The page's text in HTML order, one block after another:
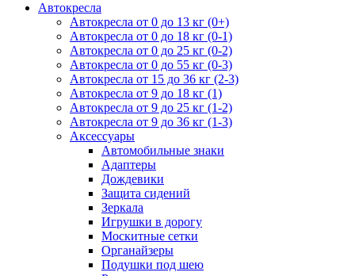
Автокресла
Автокресла от 0 до 13 кг (0+)
Автокресла от 0 до 18 кг (0-1)
Автокресла от 0 до 25 кг (0-2)
Автокресла от 0 до 55 кг (0-3)
Автокресла от 15 до 36 кг (2-3)
Автокресла от 9 до 18 кг (1)
Автокресла от 9 до 25 кг (1-2)
Автокресла от 9 до 36 кг (1-3)
Аксессуары
Автомобильные знаки
Адаптеры
Дождевики
Защита сидений
Зеркала
Игрушки в дорогу
Москитные сетки
Органайзеры
Подушки под шею